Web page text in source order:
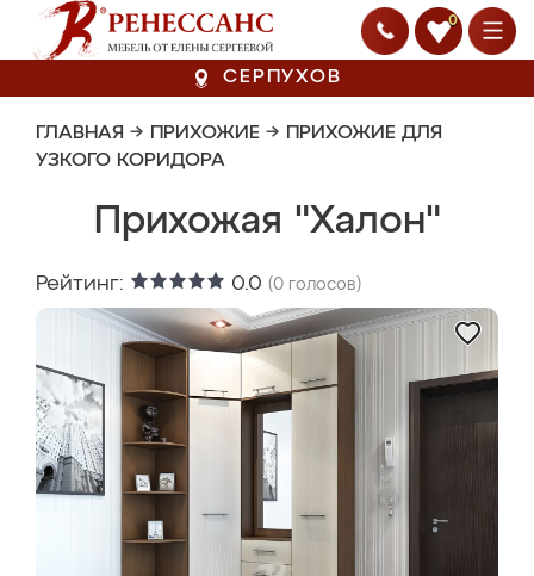
0
СЕРПУХОВ
ГЛАВНАЯ → ПРИХОЖИЕ → ПРИХОЖИЕ ДЛЯ
УЗКОГО КОРИДОРА
Прихожая "Халон"
Рейтинг: 0.0 (0 голосов)